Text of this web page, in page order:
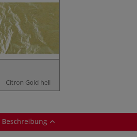
Citron Gold hell
Beschreibung